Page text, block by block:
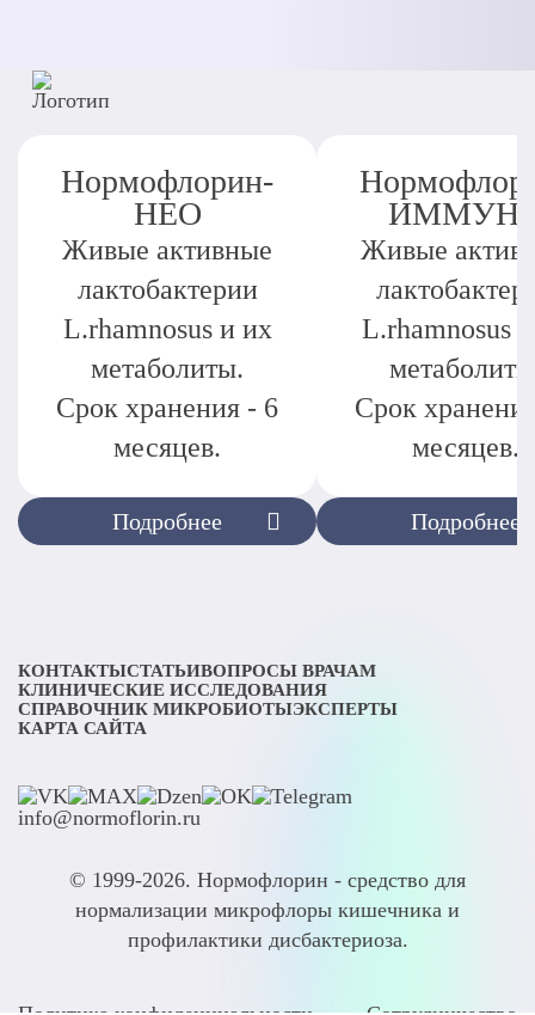
Подробнее
Нормофлорин-
НЕО
Живые активные
лактобактерии
L.rhamnosus и их
метаболиты.
Срок хранения - 6
месяцев.
Подробнее
Живые
L.rhamnosus
Срок
месяцев.
КОНТАКТЫСТАТЬИВОПРОСЫ ВРАЧАМ
КЛИНИЧЕСКИЕ ИССЛЕДОВАНИЯ
СПРАВОЧНИК МИКРОБИОТЫЭКСПЕРТЫ
КАРТА САЙТА
info@normoflorin.ru
© 1999-2026. Нормофлорин - средство для
нормализации микрофлоры кишечника и
профилактики дисбактериоза.